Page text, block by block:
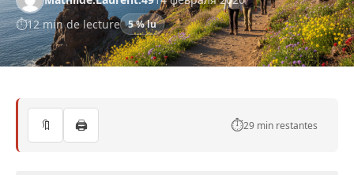
12 min de lecture 5 % lu
🔖 🖨️ ⏱️29 min restantes